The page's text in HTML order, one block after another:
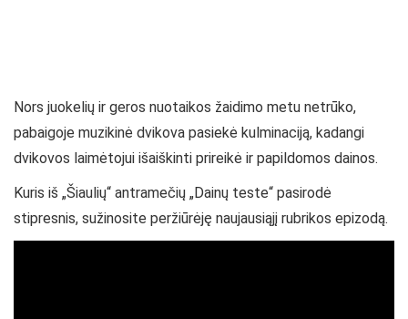
Nors juokelių ir geros nuotaikos žaidimo metu netrūko,
pabaigoje muzikinė dvikova pasiekė kulminaciją, kadangi
dvikovos laimėtojui išaiškinti prireikė ir papildomos dainos.
Kuris iš „Šiaulių“ antramečių „Dainų teste“ pasirodė
stipresnis, sužinosite peržiūrėję naujausiąjį rubrikos epizodą.